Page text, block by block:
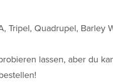
Tripel, Quadrupel, Barley
lassen, aber du